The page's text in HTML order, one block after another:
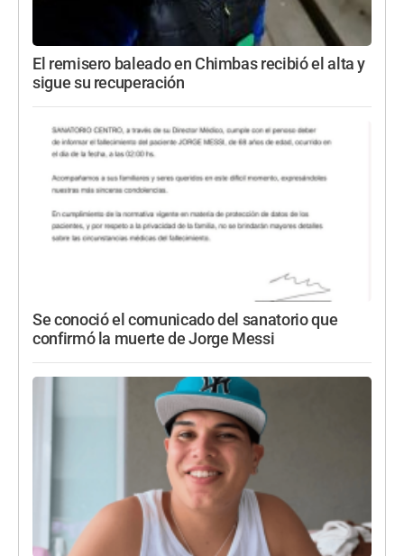
El remisero baleado en Chimbas recibió el alta y
sigue su recuperación
Se conoció el comunicado del sanatorio que
confirmó la muerte de Jorge Messi